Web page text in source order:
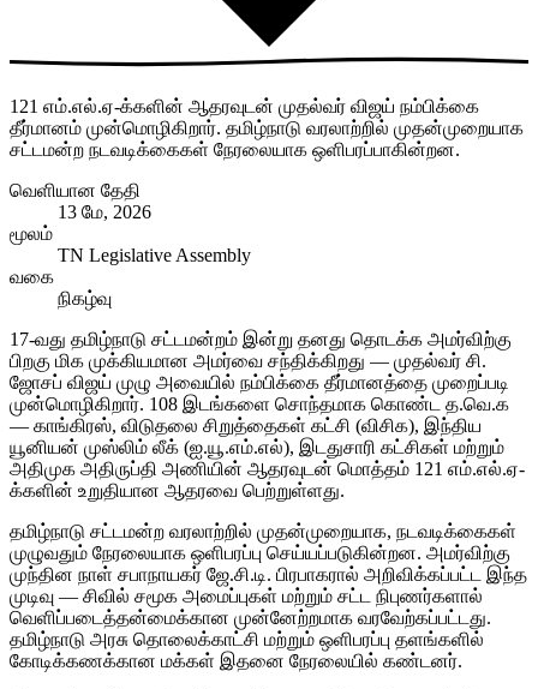
121 எம்.எல்.ஏ-க்களின் ஆதரவுடன் முதல்வர் விஜய் நம்பிக்கை
தீர்மானம் முன்மொழிகிறார். தமிழ்நாடு வரலாற்றில் முதன்முறையாக
சட்டமன்ற நடவடிக்கைகள் நேரலையாக ஒளிபரப்பாகின்றன.
வெளியான தேதி
13 மே, 2026
மூலம்
TN Legislative Assembly
வகை
நிகழ்வு
17-வது தமிழ்நாடு சட்டமன்றம் இன்று தனது தொடக்க அமர்விற்கு
பிறகு மிக முக்கியமான அமர்வை சந்திக்கிறது — முதல்வர் சி.
ஜோசப் விஜய் முழு அவையில் நம்பிக்கை தீர்மானத்தை முறைப்படி
முன்மொழிகிறார். 108 இடங்களை சொந்தமாக கொண்ட த.வெ.க
— காங்கிரஸ், விடுதலை சிறுத்தைகள் கட்சி (விசிக), இந்திய
யூனியன் முஸ்லிம் லீக் (ஐ.யூ.எம்.எல்), இடதுசாரி கட்சிகள் மற்றும்
அதிமுக அதிருப்தி அணியின் ஆதரவுடன் மொத்தம் 121 எம்.எல்.ஏ-
க்களின் உறுதியான ஆதரவை பெற்றுள்ளது.
தமிழ்நாடு சட்டமன்ற வரலாற்றில் முதன்முறையாக, நடவடிக்கைகள்
முழுவதும் நேரலையாக ஒளிபரப்பு செய்யப்படுகின்றன. அமர்விற்கு
முந்தின நாள் சபாநாயகர் ஜே.சி.டி. பிரபாகரால் அறிவிக்கப்பட்ட இந்த
முடிவு — சிவில் சமூக அமைப்புகள் மற்றும் சட்ட நிபுணர்களால்
வெளிப்படைத்தன்மைக்கான முன்னேற்றமாக வரவேற்கப்பட்டது.
தமிழ்நாடு அரசு தொலைக்காட்சி மற்றும் ஒளிபரப்பு தளங்களில்
கோடிக்கணக்கான மக்கள் இதனை நேரலையில் கண்டனர்.